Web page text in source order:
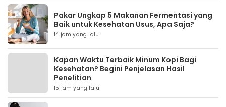
Pakar Ungkap 5 Makanan Fermentasi yang
Baik untuk Kesehatan Usus, Apa Saja?
14 jam yang lalu
Kapan Waktu Terbaik Minum Kopi Bagi
Kesehatan? Begini Penjelasan Hasil
Penelitian
15 jam yang lalu